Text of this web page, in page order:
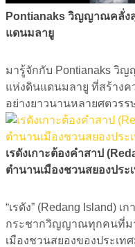
Pontianaks วิญญาณคลั่ง
แดนมลายู
มารู้จักกับ Pontianaks วิ
แห่งดินแดนมลายู ที่สร้าง
อย่างยาวนานหลายศตวรร
เรดังเกาะต้องคำสาป
ตำนานเมืองชวนสยองประ
​​​​​​​“เรดัง” (Redang Island) เ
กระชากวิญญาณทุกคนที่ม
เมืองชวนสยองของประเทศ